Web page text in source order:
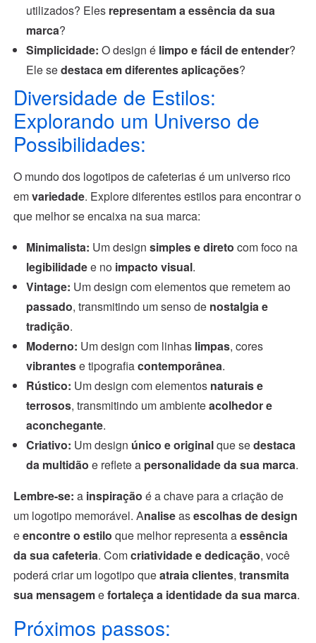
utilizados? Eles representam a essência da sua
marca?
Simplicidade: O design é limpo e fácil de entender?
Ele sedestaca em diferentes aplicações?
Diversidade de Estilos:
Explorando um Universo de
Possibilidades:
O mundo dos logotipos de cafeterias é um universo rico
emvariedade. Explore diferentes estilos para encontrar o
que melhor se encaixa na sua marca:
Minimalista: Um design simples e direto com foco na
legibilidadee no impacto visual.
Vintage: Um design com elementos que remetem ao
passado, transmitindo um senso de nostalgia e
tradição.
Moderno: Um design com linhas limpas, cores
vibrantese tipografiacontemporânea.
Rústico: Um design com elementos naturais e
terrosos, transmitindo um ambienteacolhedor e
aconchegante.
Criativo: Um design único e originalque sedestaca
da multidão e reflete a personalidade da sua marca.
Lembre-se: a inspiração é a chave para a criação de
um logotipo memorável. Analiseasescolhas de design
eencontre o estilo que melhor representa aessência
da sua cafeteria. Comcriatividade e dedicação, você
poderá criar um logotipo queatraia clientes, transmita
sua mensagemefortaleça a identidade da sua marca.
Próximos passos: